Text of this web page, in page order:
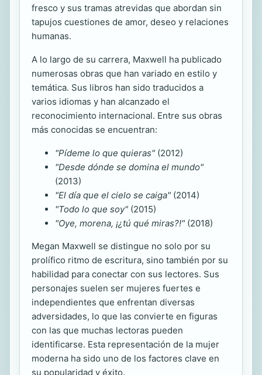
fresco y sus tramas atrevidas que abordan sin
tapujos cuestiones de amor, deseo y relaciones
humanas.
A lo largo de su carrera, Maxwell ha publicado
numerosas obras que han variado en estilo y
temática. Sus libros han sido traducidos a
varios idiomas y han alcanzado el
reconocimiento internacional. Entre sus obras
más conocidas se encuentran:
"Pídeme lo que quieras" (2012)
"Desde dónde se domina el mundo"
(2013)
"El día que el cielo se caiga" (2014)
"Todo lo que soy" (2015)
"Oye, morena, ¡¿tú qué miras?!" (2018)
Megan Maxwell se distingue no solo por su
prolífico ritmo de escritura, sino también por su
habilidad para conectar con sus lectores. Sus
personajes suelen ser mujeres fuertes e
independientes que enfrentan diversas
adversidades, lo que las convierte en figuras
con las que muchas lectoras pueden
identificarse. Esta representación de la mujer
moderna ha sido uno de los factores clave en
su popularidad y éxito.